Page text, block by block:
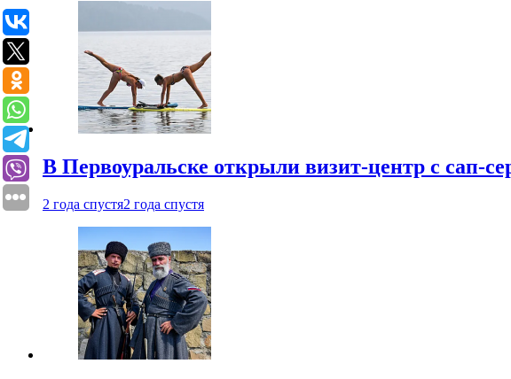
В Первоуральске открыли визит-центр с сап-
2 года спустя2 года спустя